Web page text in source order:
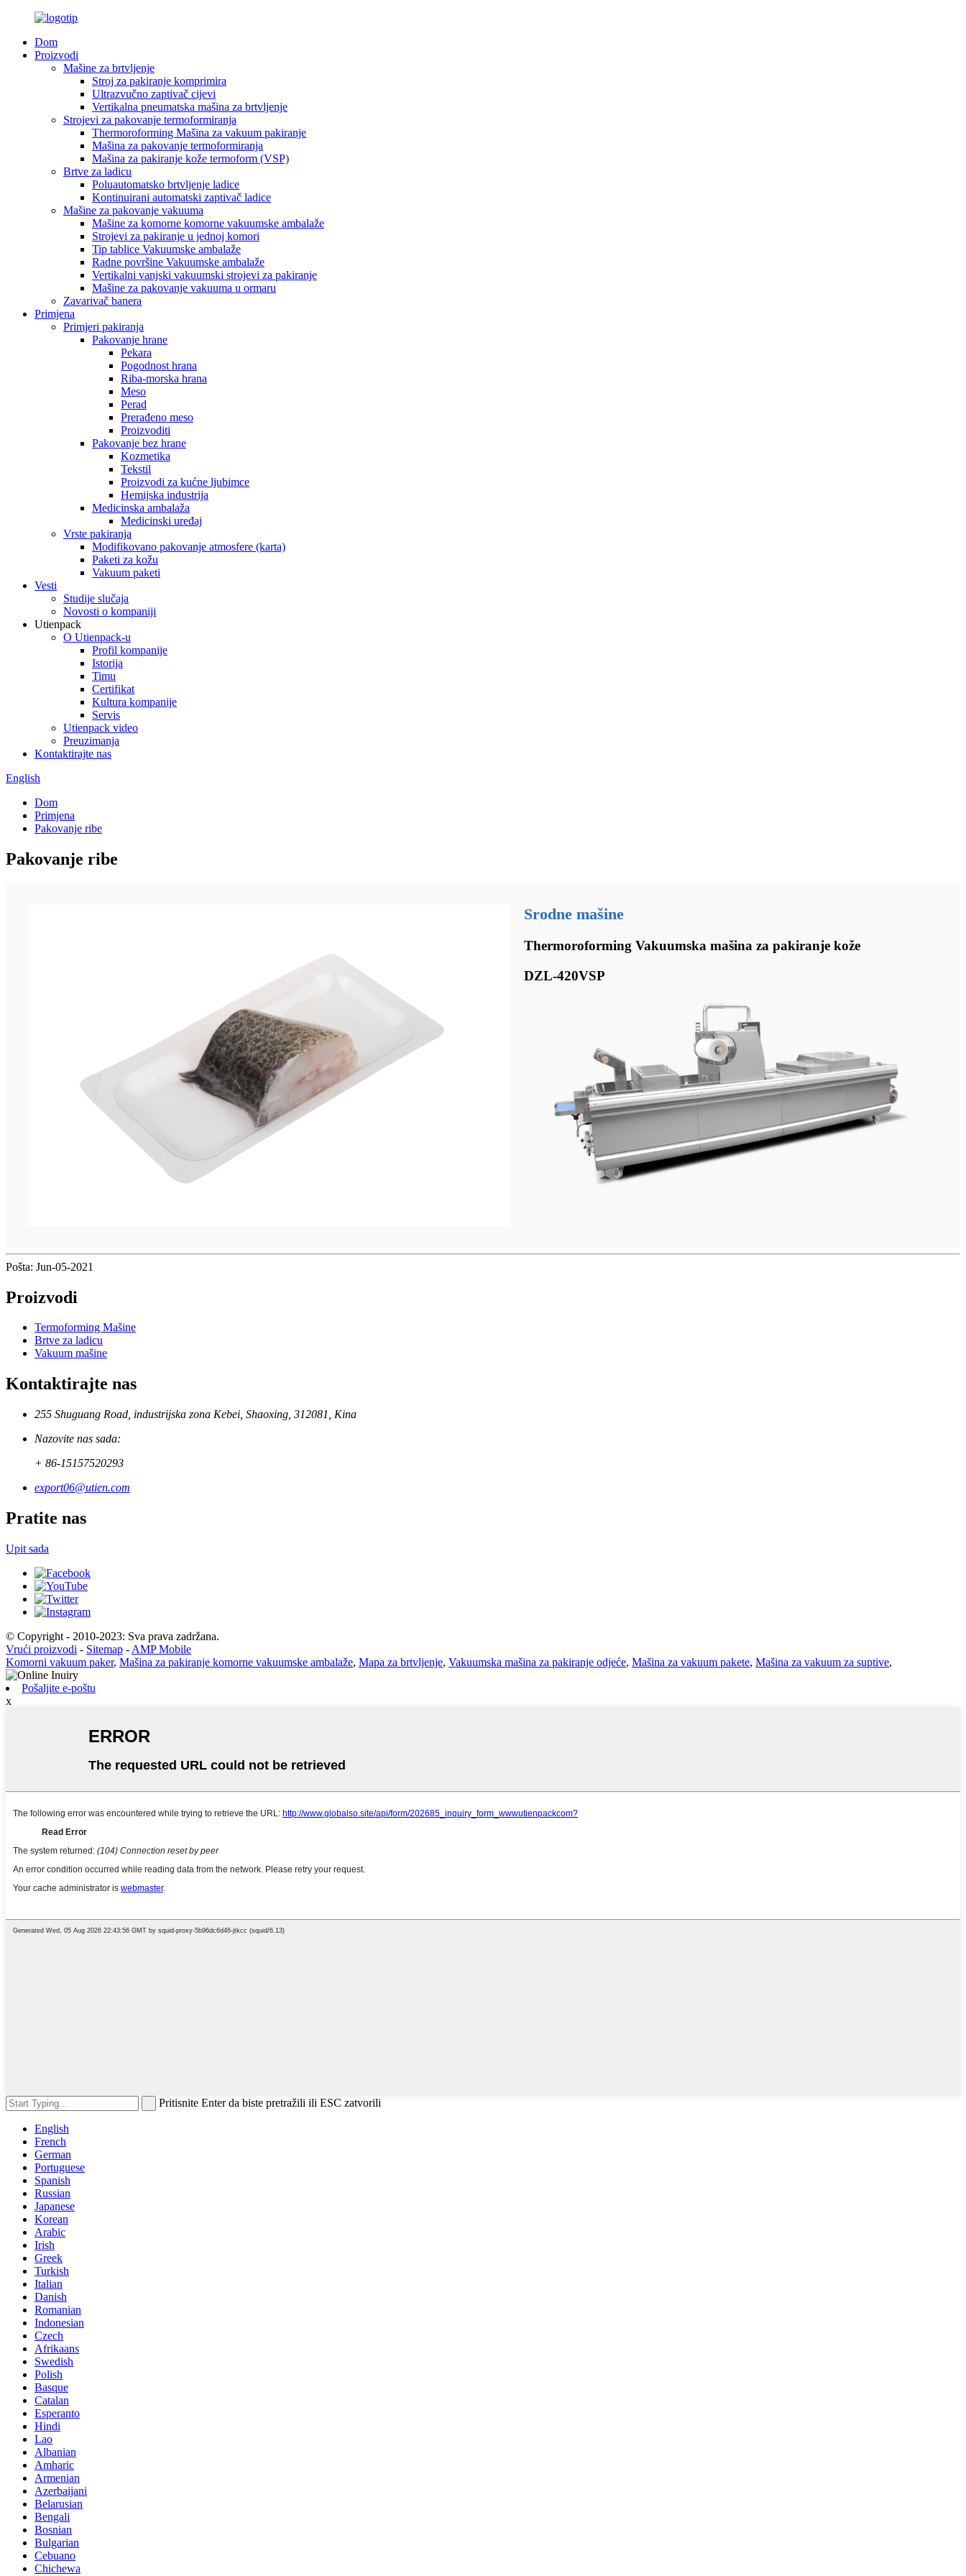
Dom
Proizvodi
Mašine za brtvljenje
Stroj za pakiranje komprimira
Ultrazvučno zaptivač cijevi
Vertikalna pneumatska mašina za brtvljenje
Strojevi za pakovanje termoformiranja
Thermoroforming Mašina za vakuum pakiranje
Mašina za pakovanje termoformiranja
Mašina za pakiranje kože termoform (VSP)
Brtve za ladicu
Poluautomatsko brtvljenje ladice
Kontinuirani automatski zaptivač ladice
Mašine za pakovanje vakuuma
Mašine za komorne komorne vakuumske ambalaže
Strojevi za pakiranje u jednoj komori
Tip tablice Vakuumske ambalaže
Radne površine Vakuumske ambalaže
Vertikalni vanjski vakuumski strojevi za pakiranje
Mašine za pakovanje vakuuma u ormaru
Zavarivač banera
Primjena
Primjeri pakiranja
Pakovanje hrane
Pekara
Pogodnost hrana
Riba-morska hrana
Meso
Perad
Prerađeno meso
Proizvoditi
Pakovanje bez hrane
Kozmetika
Tekstil
Proizvodi za kućne ljubimce
Hemijska industrija
Medicinska ambalaža
Medicinski uređaj
Vrste pakiranja
Modifikovano pakovanje atmosfere (karta)
Paketi za kožu
Vakuum paketi
Vesti
Studije slučaja
Novosti o kompaniji
Utienpack
O Utienpack-u
Profil kompanije
Istorija
Timu
Certifikat
Kultura kompanije
Servis
Utienpack video
Preuzimanja
Kontaktirajte nas
English
Dom
Primjena
Pakovanje ribe
Pakovanje ribe
Srodne mašine
Thermoroforming Vakuumska mašina za pakiranje kože
DZL-420VSP
Pošta: Jun-05-2021
Proizvodi
Termoforming Mašine
Brtve za ladicu
Vakuum mašine
Kontaktirajte nas
255 Shuguang Road, industrijska zona Kebei, Shaoxing, 312081, Kina
Nazovite nas sada:
+ 86-15157520293
export06@utien.com
Pratite nas
Upit sada
© Copyright - 2010-2023: Sva prava zadržana.
Vrući proizvodi - Sitemap - AMP Mobile
Komorni vakuum paker, Mašina za pakiranje komorne vakuumske ambalaže, Mapa za brtvljenje, Vakuumska mašina za pakiranje odjeće, Mašina za vakuum pakete, Mašina za vakuum za suptive,
Pošaljite e-poštu
x
Pritisnite Enter da biste pretražili ili ESC zatvorili
English
French
German
Portuguese
Spanish
Russian
Japanese
Korean
Arabic
Irish
Greek
Turkish
Italian
Danish
Romanian
Indonesian
Czech
Afrikaans
Swedish
Polish
Basque
Catalan
Esperanto
Hindi
Lao
Albanian
Amharic
Armenian
Azerbaijani
Belarusian
Bengali
Bosnian
Bulgarian
Cebuano
Chichewa